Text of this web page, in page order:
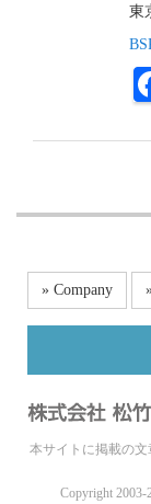
東
» Company
本サイトに掲載の
Copyright